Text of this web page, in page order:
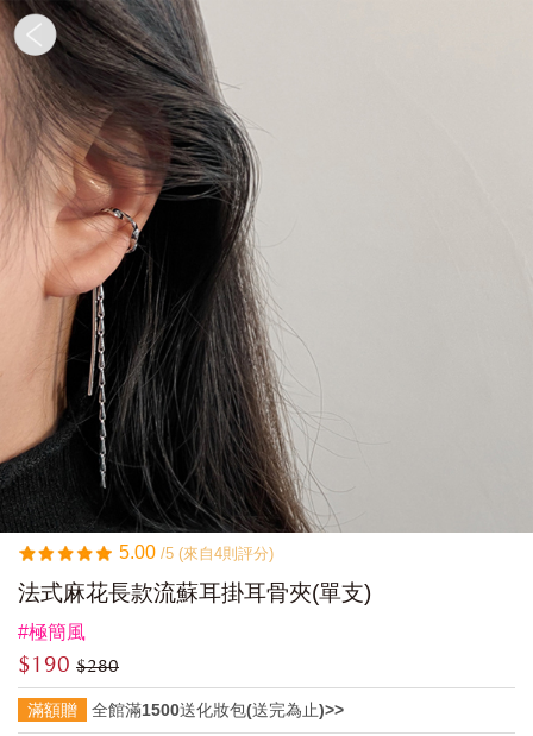
5.00 /5 (來自4則評分)
法式麻花長款流蘇耳掛耳骨夾(單支)
#極簡風
$190 $280
滿額贈 全館滿1500送化妝包(送完為止)>>